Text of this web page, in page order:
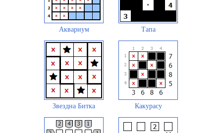
Аквариум Тапа
Звездна Битка Какурасу